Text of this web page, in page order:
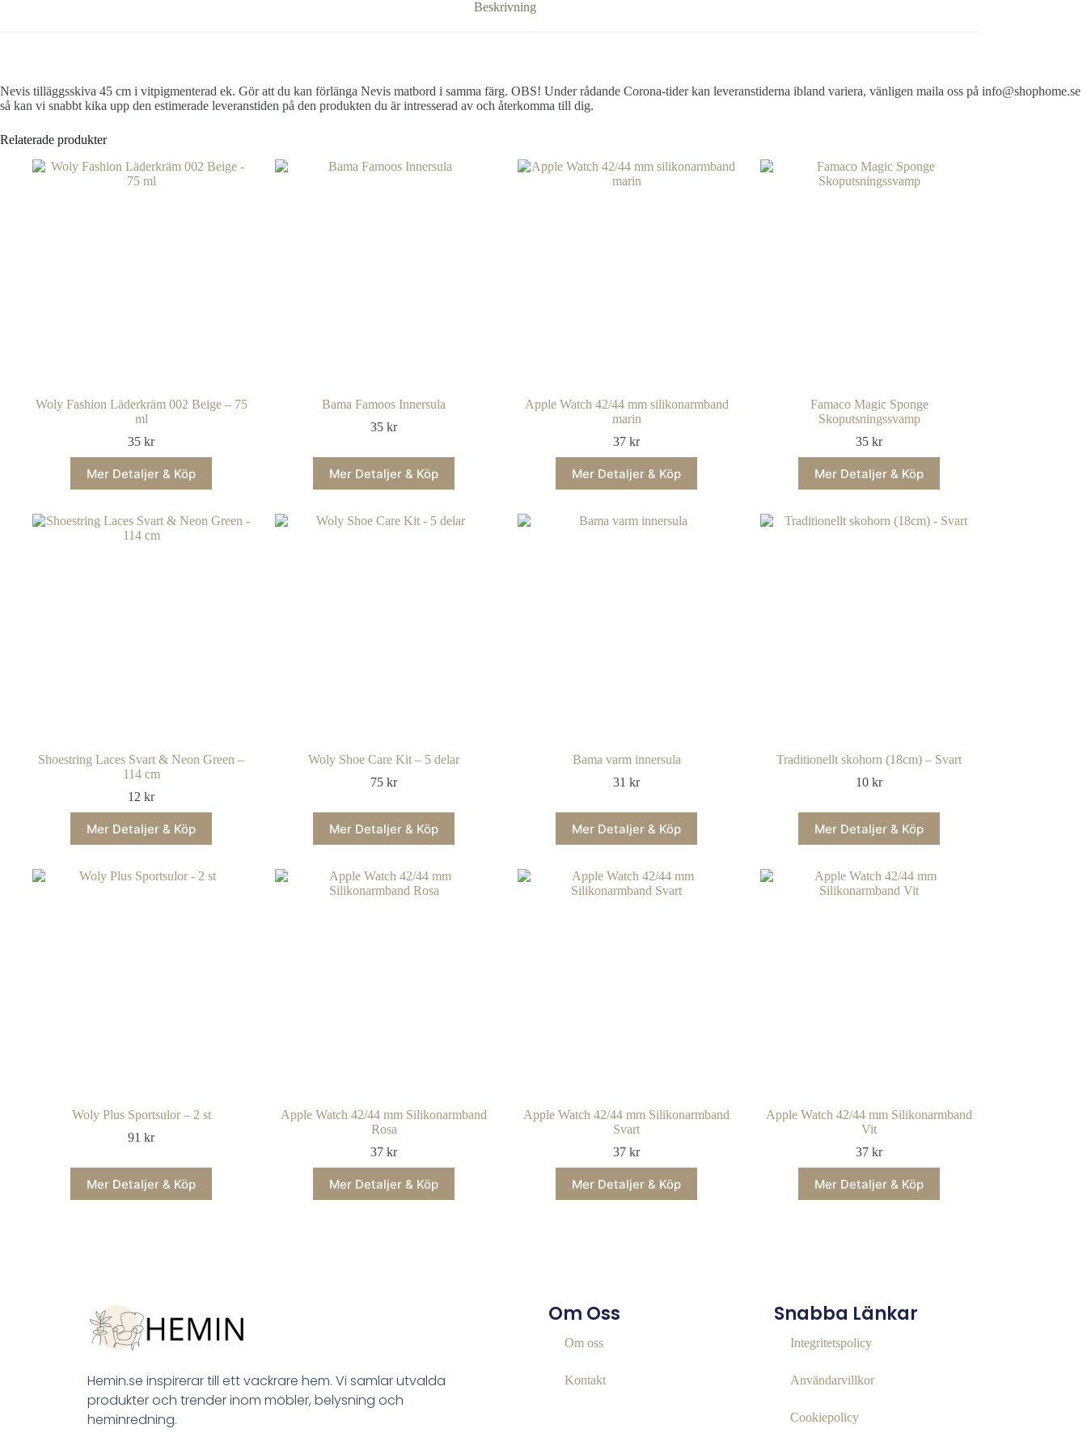
Beskrivning
Nevis tilläggsskiva 45 cm i vitpigmenterad ek. Gör att du kan förlänga Nevis matbord i samma färg. OBS! Under rådande Corona-tider kan leveranstiderna ibland variera, vänligen maila oss på info@shophome.se
så kan vi snabbt kika upp den estimerade leveranstiden på den produkten du är intresserad av och återkomma till dig.
Relaterade produkter
Woly Fashion Läderkräm 002 Beige – 75
ml
35kr
Mer Detaljer & Köp
Bama Famoos Innersula
35kr
Mer Detaljer & Köp
Apple Watch 42/44 mm silikonarmband
marin
37kr
Mer Detaljer & Köp
Famaco Magic Sponge
Skoputsningssvamp
35kr
Mer Detaljer & Köp
Shoestring Laces Svart & Neon Green –
114 cm
12kr
Mer Detaljer & Köp
Woly Shoe Care Kit – 5 delar
75kr
Mer Detaljer & Köp
Bama varm innersula
31kr
Mer Detaljer & Köp
Traditionellt skohorn (18cm) – Svart
10kr
Mer Detaljer & Köp
Woly Plus Sportsulor – 2 st
91kr
Mer Detaljer & Köp
Apple Watch 42/44 mm Silikonarmband
Rosa
37kr
Mer Detaljer & Köp
Apple Watch 42/44 mm Silikonarmband
Svart
37kr
Mer Detaljer & Köp
Apple Watch 42/44 mm Silikonarmband
Vit
37kr
Mer Detaljer & Köp
Hemin.se inspirerar till ett vackrare hem. Vi samlar utvalda
produkter och trender inom möbler, belysning och
heminredning.
Om Oss
Om oss
Kontakt
Snabba Länkar
Integritetspolicy
Användarvillkor
Cookiepolicy